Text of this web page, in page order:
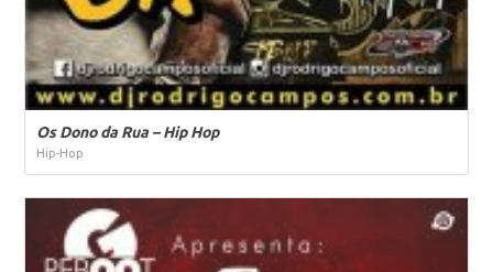
Os Dono da Rua – Hip Hop
Hip-Hop